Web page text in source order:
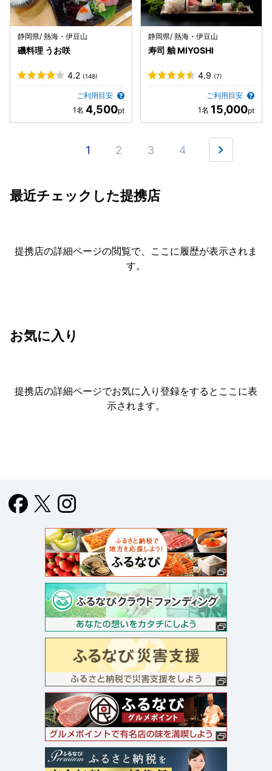
静岡県/ 熱海・伊豆山
磯料理 うお咲
4.2 (148)
ご利用目安
4,500
静岡県/ 熱海・伊豆山
寿司 舳 MIYOSHI
4.9 (7)
ご利用目安
15,000
1 2 3 4
最近チェックした提携店
提携店の詳細ページの閲覧で、ここに履歴が表示されま
す。
お気に入り
提携店の詳細ページでお気に入り登録をすると ここに表
示されます。